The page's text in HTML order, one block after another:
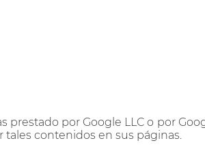
prestado por Google LLC o por
contenidos en sus páginas.